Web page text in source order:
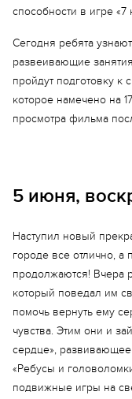
способности в игре «7
Сегодня ребята
развеивающие
пройдут подготовку
которое намечено на
просмотра фильма
5 июня,
Наступил новый
городе все отлично,
продолжаются! Вчера
который поведал им
помочь вернуть ему
чувства. Этим они и
сердце», развивающее
«Ребусы и
подвижные игры на